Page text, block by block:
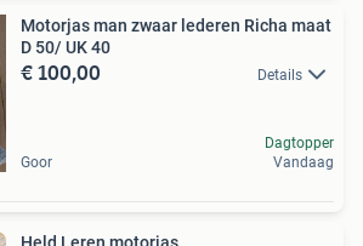
Motorjas man zwaar lederen Richa maat
D 50/ UK 40
€ 100,00 Details
Goor
Dagtopper
Vandaag